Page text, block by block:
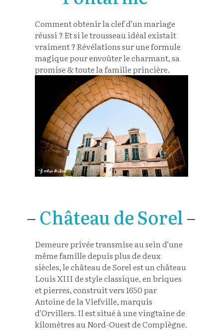
Comment obtenir la clef d’un mariage
réussi ? Et si le trousseau idéal existait
vraiment ? Révélations sur une formule
magique pour envoûter le charmant, sa
promise & toute la famille princière.
–Château de Sorel–
Demeure privée transmise au sein d’une
même famille depuis plus de deux
siècles, le château de Sorel est un château
Louis XIII de style classique, en briques
et pierres, construit vers 1650 par
Antoine de la Viefville, marquis
d’Orvillers. Il est situé à une vingtaine de
kilomètres au Nord-Ouest de Compiègne.